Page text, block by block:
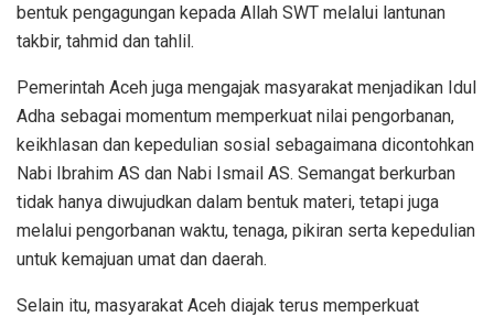
bentuk pengagungan kepada Allah SWT melalui lantunan
takbir, tahmid dan tahlil.
Pemerintah Aceh juga mengajak masyarakat menjadikan Idul
Adha sebagai momentum memperkuat nilai pengorbanan,
keikhlasan dan kepedulian sosial sebagaimana dicontohkan
Nabi Ibrahim AS dan Nabi Ismail AS. Semangat berkurban
tidak hanya diwujudkan dalam bentuk materi, tetapi juga
melalui pengorbanan waktu, tenaga, pikiran serta kepedulian
untuk kemajuan umat dan daerah.
Selain itu, masyarakat Aceh diajak terus memperkuat